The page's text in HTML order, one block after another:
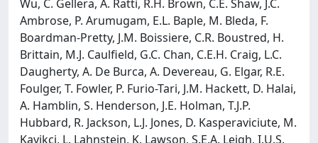
Wu, C. Gellera, A. Ratti, R.H. Brown, C.E. Shaw, J.C.
Ambrose, P. Arumugam, E.L. Baple, M. Bleda, F.
Boardman-Pretty, J.M. Boissiere, C.R. Boustred, H.
Brittain, M.J. Caulfield, G.C. Chan, C.E.H. Craig, L.C.
Daugherty, A. De Burca, A. Devereau, G. Elgar, R.E.
Foulger, T. Fowler, P. Furio-Tari, J.M. Hackett, D. Halai,
A. Hamblin, S. Henderson, J.E. Holman, T.J.P.
Hubbard, R. Jackson, L.J. Jones, D. Kasperaviciute, M.
Kayikci, L. Lahnstein, K. Lawson, S.E.A. Leigh, I.U.S.